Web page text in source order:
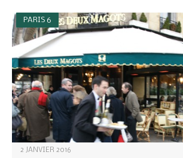
PARIS 6
2 JANVIER 2016